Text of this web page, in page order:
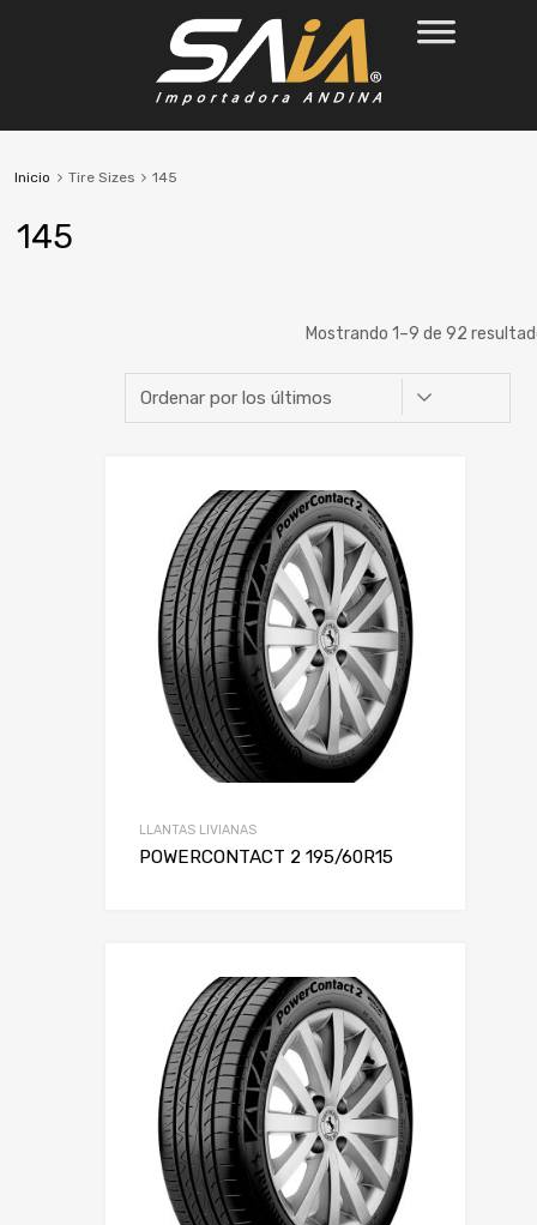
Inicio Tire Sizes 145
145
Mostrando 1–9 de 92
LLANTAS LIVIANAS
POWERCONTACT 2 195/60R15